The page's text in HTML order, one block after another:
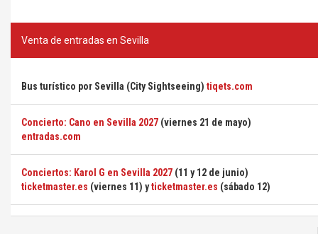
Venta de entradas en Sevilla
Bus turístico por Sevilla (City Sightseeing) tiqets.com
Concierto: Cano en Sevilla 2027 (viernes 21 de mayo)
entradas.com
Conciertos: Karol G en Sevilla 2027 (11 y 12 de junio)
ticketmaster.es (viernes 11) yticketmaster.es (sábado 12)